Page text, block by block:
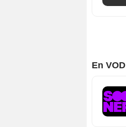
En VOD